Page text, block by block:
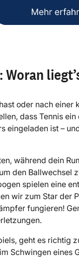
oder nach
dass Tennis
eingeladen ist –
während dein
den Ballwechsel
spielen eine
wir zum Star der
fungieren!
geht es richtig
Schwingen eines